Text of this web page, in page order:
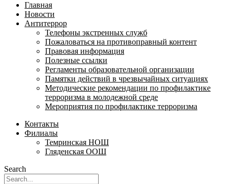
Главная
Новости
Антитеррор
Телефоны экстренных служб
Пожаловаться на противоправный контент
Правовая информация
Полезные ссылки
Регламенты образовательной организации
Памятки действий в чрезвычайных ситуациях
Методические рекомендации по профилактике
терроризма в молодежной среде
Мероприятия по профилактике терроризма
Контакты
Филиалы
Темринская НОШ
Гляденская ООШ
Search